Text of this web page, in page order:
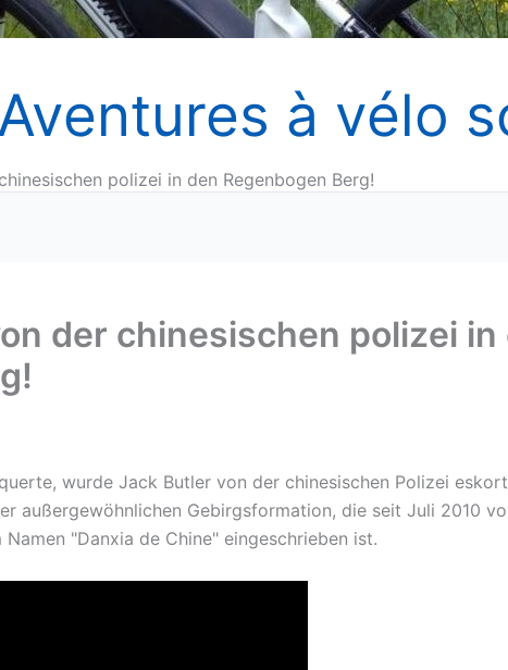
à vélo
polizei in den Regenbogen Berg!
der chinesischen polizei in
wurde Jack Butler von der chinesischen Polizei
außergewöhnlichen Gebirgsformation, die seit Juli 2010
"Danxia de Chine" eingeschrieben ist.